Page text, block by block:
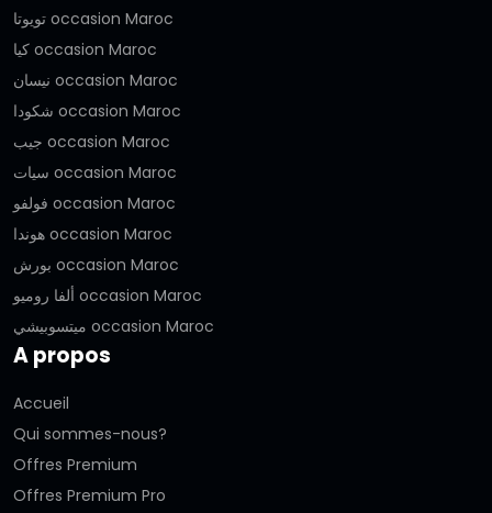
تويوتا occasion Maroc
كيا occasion Maroc
نيسان occasion Maroc
شكودا occasion Maroc
جيب occasion Maroc
سيات occasion Maroc
فولفو occasion Maroc
هوندا occasion Maroc
بورش occasion Maroc
ألفا روميو occasion Maroc
ميتسوبيشي occasion Maroc
A propos
Accueil
Qui sommes-nous?
Offres Premium
Offres Premium Pro